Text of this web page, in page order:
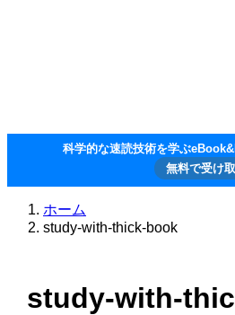
科学的な速読技術を学ぶ
無料で受け
ホーム
study-with-thick-book
study-with-